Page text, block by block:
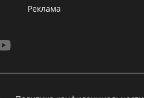
Реклама